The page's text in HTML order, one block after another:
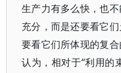
生产力有多么快，也
充分，而是还要看它
要看它们所体现的复
认为，相对于“利用的